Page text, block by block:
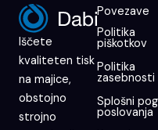
Iščete
kvaliteten tisk
na majice,
obstojno
strojno
Povezave
Politika
piškotkov
Politika
zasebnosti
Splošni
poslovanja